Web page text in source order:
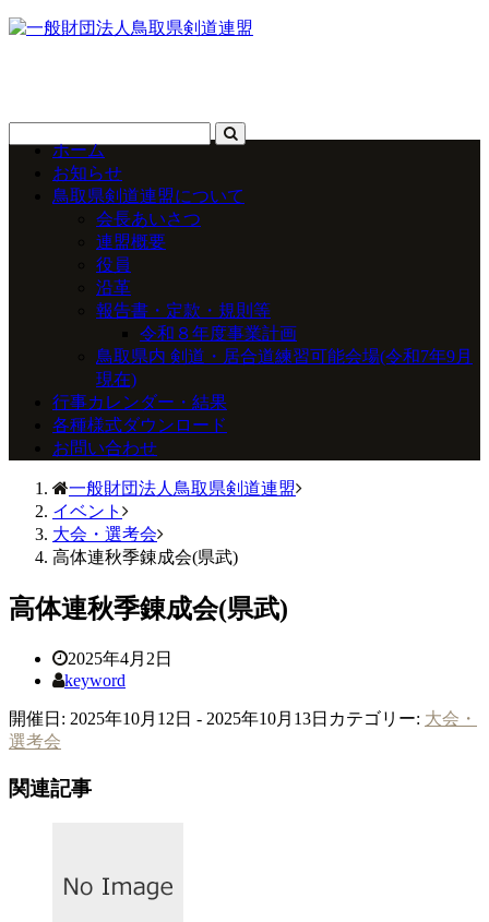
ホーム
お知らせ
鳥取県剣道連盟について
会長あいさつ
連盟概要
役員
沿革
報告書・定款・規則等
令和８年度事業計画
鳥取県内 剣道・居合道練習可能会場(令和7年9月
現在)
行事カレンダー・結果
各種様式ダウンロード
お問い合わせ
一般財団法人鳥取県剣道連盟
イベント
大会・選考会
高体連秋季錬成会(県武)
高体連秋季錬成会(県武)
2025年4月2日
keyword
開催日: 2025年10月12日 - 2025年10月13日 カテゴリー: 大会・
選考会
関連記事